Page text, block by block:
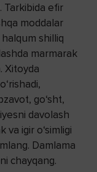
Tarkibida efir
moddalar
shilliq
marmarak
Xitoyda
go‘sht,
davolash
va igir o‘simligi
Damlama
chayqang.